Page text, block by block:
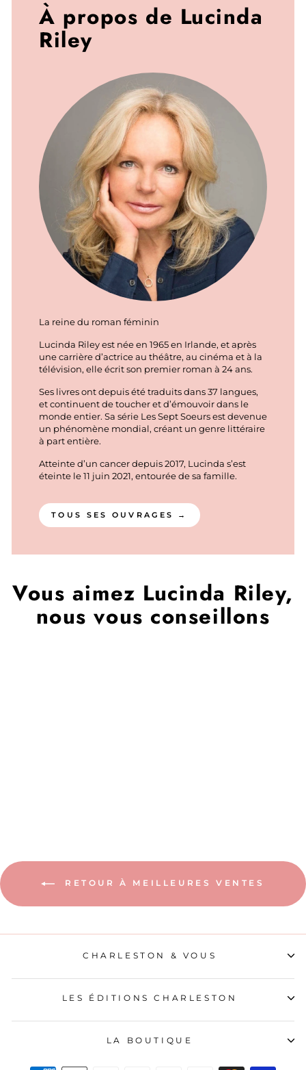
À propos de Lucinda
Riley
La reine du roman féminin
Lucinda Riley est née en 1965 en Irlande, et après
une carrière d’actrice au théâtre, au cinéma et à la
télévision, elle écrit son premier roman à 24 ans.
Ses livres ont depuis été traduits dans 37 langues,
et continuent de toucher et d’émouvoir dans le
monde entier. Sa série Les Sept Soeurs est devenue
un phénomène mondial, créant un genre littéraire
à part entière.
Atteinte d’un cancer depuis 2017, Lucinda s’est
éteinte le 11 juin 2021, entourée de sa famille.
TOUS SES OUVRAGES →
Vous aimez Lucinda Riley,
nous vous conseillons
RETOUR À MEILLEURES VENTES
CHARLESTON & VOUS
LES ÉDITIONS CHARLESTON
LA BOUTIQUE